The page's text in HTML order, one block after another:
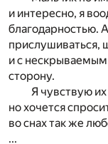
и интересно, я
благодарностью.
прислушиваться,
и с
сторону.
Я чувствую
но хочется
во снах так же
...